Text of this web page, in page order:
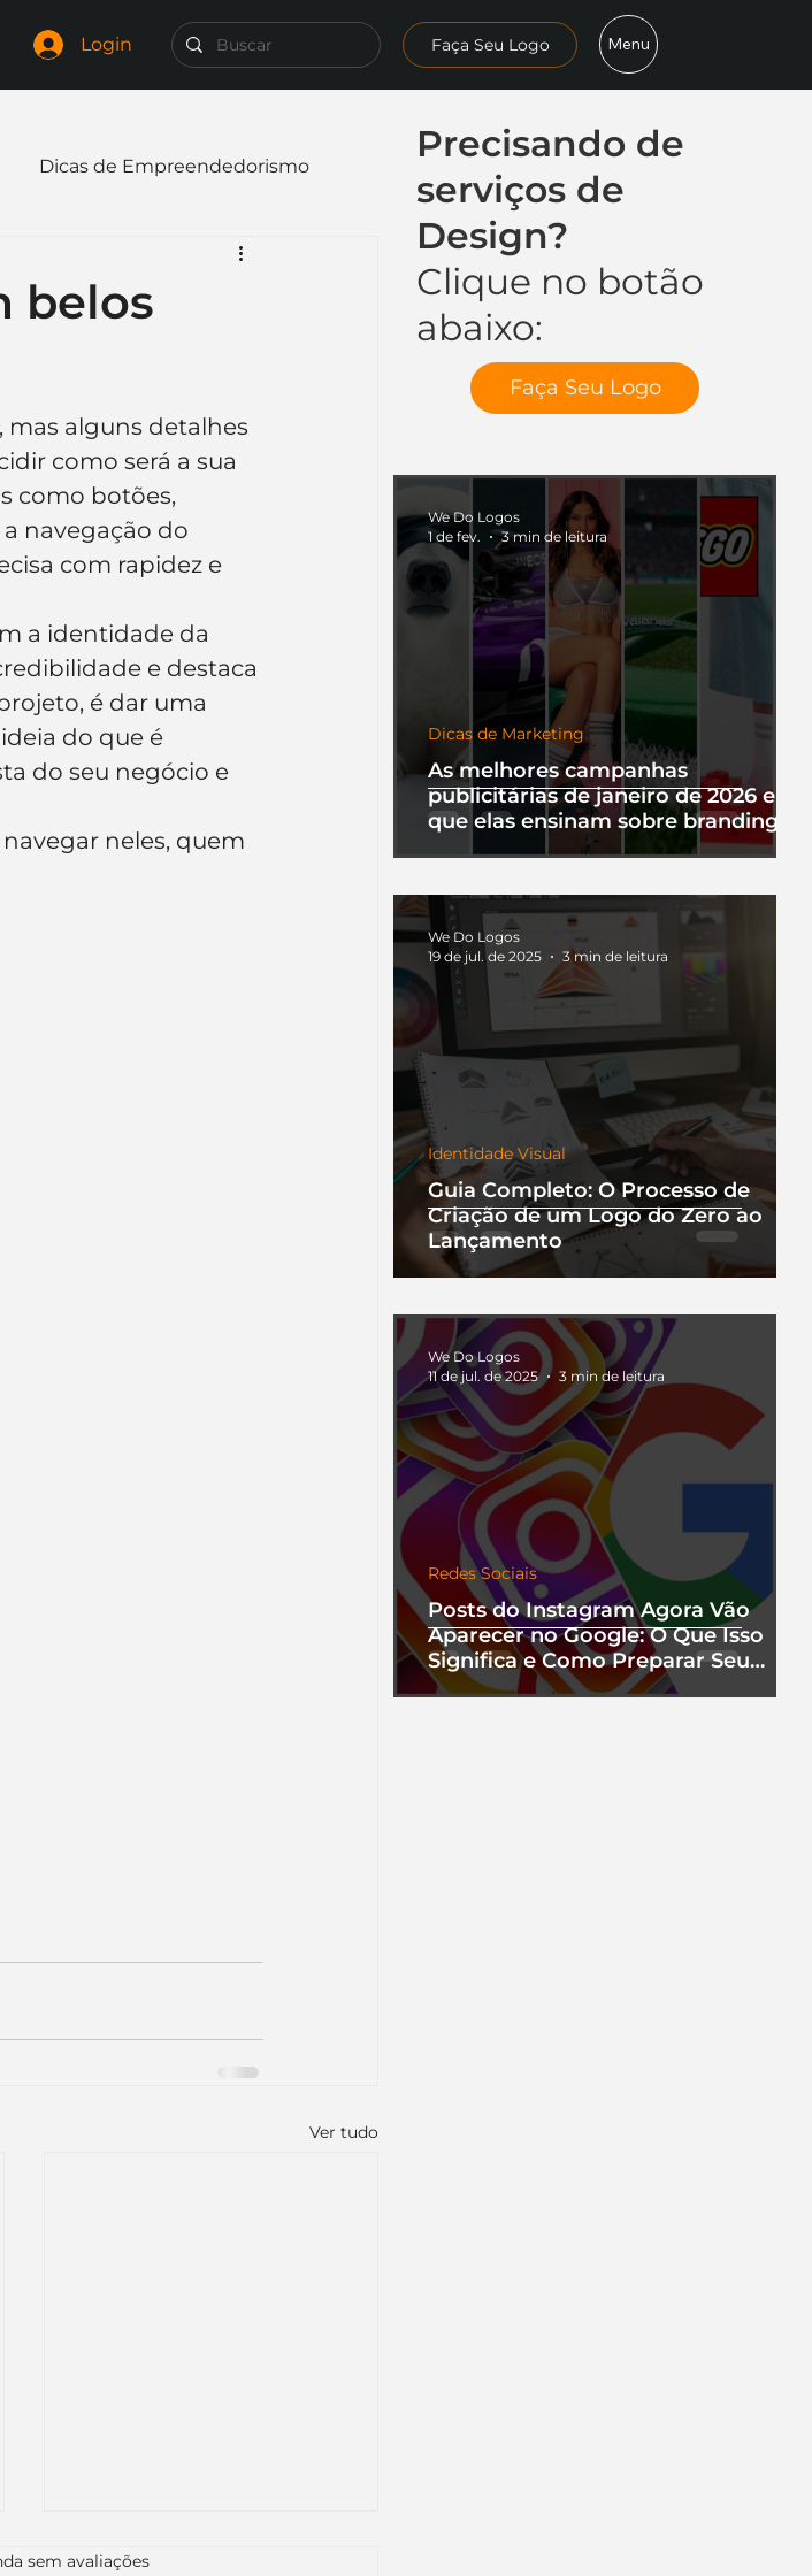
Login Faça Seu Logo Menu
Precisando de
serviços de
Design?
Clique no botão
abaixo:
Faça Seu Logo
As melhores campanhas
publicitárias de janeiro de 2026 e o
que elas ensinam sobre branding
Dicas de Marketing
We Do Logos
1 de fev.
3 min de leitura
Guia Completo: O Processo de
Criação de um Logo do Zero ao
Lançamento
Identidade Visual
We Do Logos
19 de jul. de 2025
3 min de leitura
Posts do Instagram Agora Vão
Aparecer no Google: O Que Isso
Significa e Como Preparar Seu
Perfil
Redes Sociais
We Do Logos
11 de jul. de 2025
3 min de leitura
Dicas de Empreendedorismo
Frases
belos
mas alguns detalhes
como será a sua
como botões,
navegação do
com rapidez e
a identidade da
e destaca
é dar uma
do que é
do seu negócio e
neles, quem
Ver tudo
de 5 estrelas.
sem avaliações